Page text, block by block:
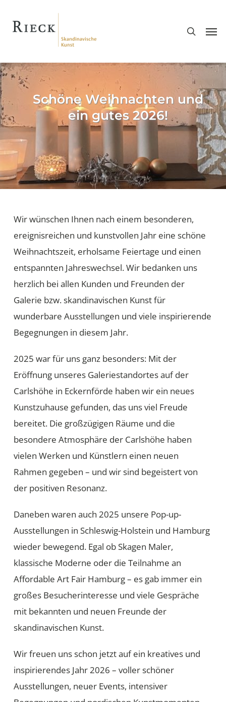
Schöne Weihnachten und
ein gutes 2026!
Wir wünschen Ihnen nach einem besonderen,
ereignisreichen und kunstvollen Jahr eine schöne
Weihnachtszeit, erholsame Feiertage und einen
entspannten Jahreswechsel. Wir bedanken uns
herzlich bei allen Kunden und Freunden der
Galerie bzw. skandinavischen Kunst für
wunderbare Ausstellungen und viele inspirierende
Begegnungen in diesem Jahr.
2025 war für uns ganz besonders: Mit der
Eröffnung unseres Galeriestandortes auf der
Carlshöhe in Eckernförde haben wir ein neues
Kunstzuhause gefunden, das uns viel Freude
bereitet. Die großzügigen Räume und die
besondere Atmosphäre der Carlshöhe haben
vielen Werken und Künstlern einen neuen
Rahmen gegeben – und wir sind begeistert von
der positiven Resonanz.
Daneben waren auch 2025 unsere Pop-up-
Ausstellungen in Schleswig-Holstein und Hamburg
wieder bewegend. Egal ob Skagen Maler,
klassische Moderne oder die Teilnahme an
Affordable Art Fair Hamburg – es gab immer ein
großes Besucherinteresse und viele Gespräche
mit bekannten und neuen Freunde der
skandinavischen Kunst.
Wir freuen uns schon jetzt auf ein kreatives und
inspirierendes Jahr 2026 – voller schöner
Ausstellungen, neuer Events, intensiver